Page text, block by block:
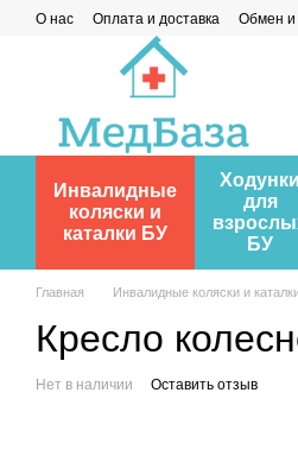
Перейти к основному контенту
О нас Оплата и доставка Обмен и
Инвалидные
коляски и
каталки БУ
Ходунки
для
БУ
Главная Инвалидные коляски и
Кресло
Нет в наличии Оставить отзыв